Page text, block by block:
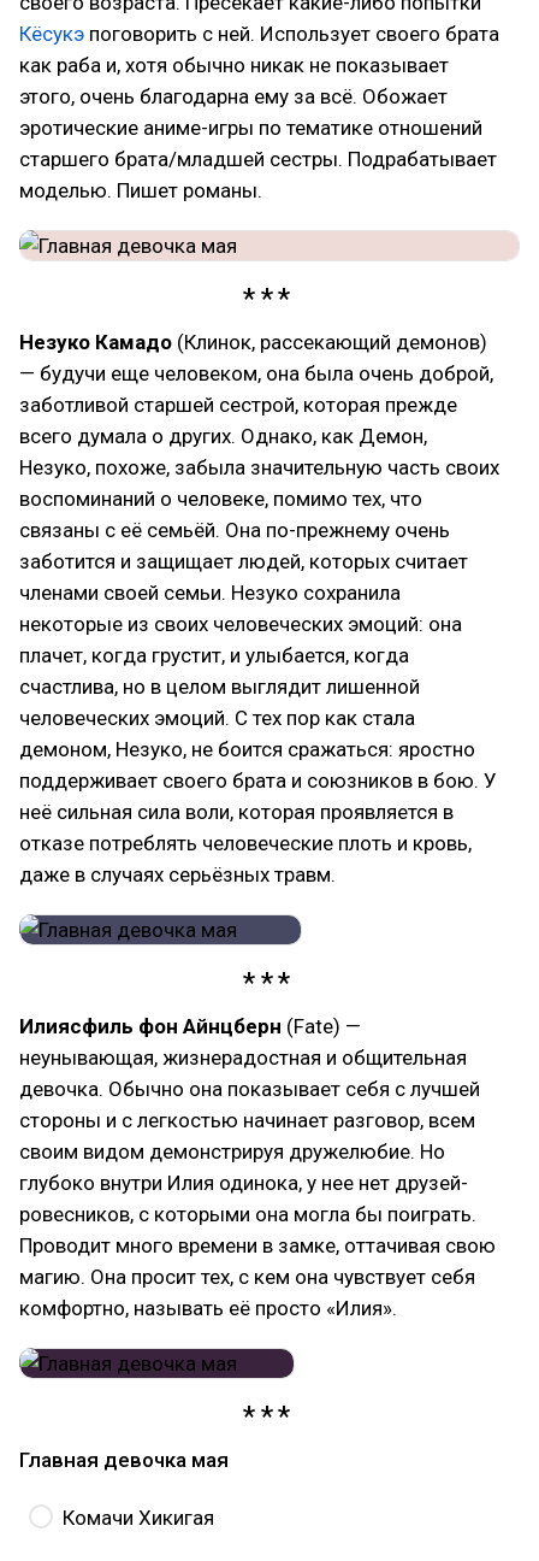
Кёсукэ поговорить с ней. Использует своего брата
как раба и, хотя обычно никак не показывает
этого, очень благодарна ему за всё. Обожает
эротические аниме-игры по тематике отношений
старшего брата/младшей сестры. Подрабатывает
моделью. Пишет романы.
Незуко Камадо (Клинок, рассекающий демонов)
— будучи еще человеком, она была очень доброй,
заботливой старшей сестрой, которая прежде
всего думала о других. Однако, как Демон,
Незуко, похоже, забыла значительную часть своих
воспоминаний о человеке, помимо тех, что
связаны с её семьёй. Она по-прежнему очень
заботится и защищает людей, которых считает
членами своей семьи. Незуко сохранила
некоторые из своих человеческих эмоций: она
плачет, когда грустит, и улыбается, когда
счастлива, но в целом выглядит лишенной
человеческих эмоций. С тех пор как стала
демоном, Незуко, не боится сражаться: яростно
поддерживает своего брата и союзников в бою. У
неё сильная сила воли, которая проявляется в
отказе потреблять человеческие плоть и кровь,
даже в случаях серьёзных травм.
Илиясфиль фон Айнцберн (Fate) —
неунывающая, жизнерадостная и общительная
девочка. Обычно она показывает себя с лучшей
стороны и с легкостью начинает разговор, всем
своим видом демонстрируя дружелюбие. Но
глубоко внутри Илия одинока, у нее нет друзей-
ровесников, с которыми она могла бы поиграть.
Проводит много времени в замке, оттачивая свою
магию. Она просит тех, с кем она чувствует себя
комфортно, называть её просто «Илия».
Главная девочка мая
Комачи Хикигая